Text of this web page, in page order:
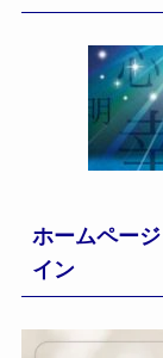
ホームペー
イン